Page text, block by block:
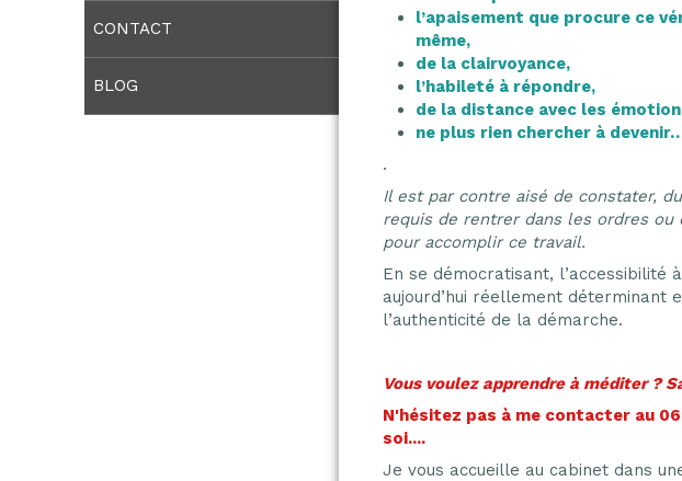
CONTACT
BLOG
l’apaisement que procure ce
même,
de la clairvoyance,
l’habileté à répondre,
de la distance avec les
ne plus rien chercher à
.
Il est par contre aisé de constater,
requis de rentrer dans les ordres ou
pour accomplir ce travail.
En se démocratisant, l’accessibilité
aujourd’hui réellement
l’authenticité de la démarche.
Vous voulez apprendre à méditer ?
N'hésitez pas à me contacter au
soi....
Je vous accueille au cabinet dans